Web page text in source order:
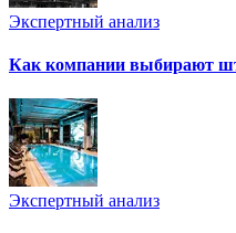
Экспертный анализ
Как компании выбирают
Экспертный анализ